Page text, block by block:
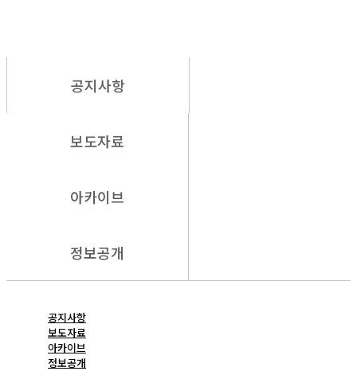
공지사항
보도자료
아카이브
정보공개
공지사항
보도자료
아카이브
정보공개